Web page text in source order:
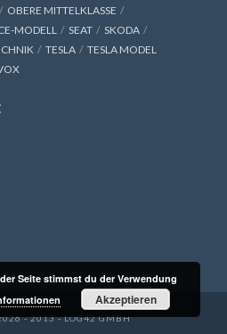
OBERE MITTELKLASSE
MODELL SEAT
SKODA
TESLA
TESLA MODEL
- 2013 - LOG42 GMBH
Seite stimmst du der Verwendung
Akzeptieren